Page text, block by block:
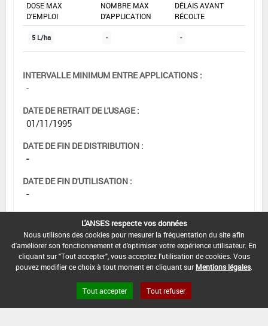
DOSE MAX
D'EMPLOI
NOMBRE MAX
D'APPLICATION
DÉLAIS AVANT
RÉCOLTE
5 L/ha - -
INTERVALLE MINIMUM ENTRE APPLICATIONS :
-
DATE DE RETRAIT DE L'USAGE :
01/11/1995
DATE DE FIN DE DISTRIBUTION :
-
DATE DE FIN D'UTILISATION :
-
L'ANSES respecte vos données
Nous utilisons des cookies pour mesurer la fréquentation du site afin
d'améliorer son fonctionnement et d'optimiser votre expérience utilisateur. En
cliquant sur "Tout accepter", vous acceptez l'utilisation de cookies. Vous
pouvez modifier ce choix à tout moment en cliquant sur Mentions légales
Tout accepter Tout refuser